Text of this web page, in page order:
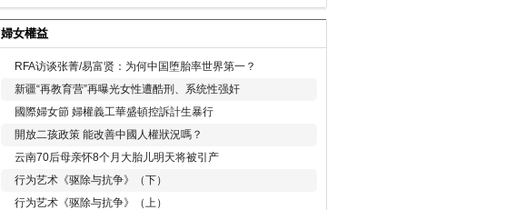
婦女權益
RFA访谈张菁/易富贤：为何中国堕胎率世界第一？
新疆“再教育营”再曝光女性遭酷刑、系统性强奸
國際婦女節 婦權義工華盛頓控訴計生暴行
開放二孩政策 能改善中國人權狀況嗎？
云南70后母亲怀8个月大胎儿明天将被引产
行为艺术《驱除与抗争》（下）
行为艺术《驱除与抗争》（上）